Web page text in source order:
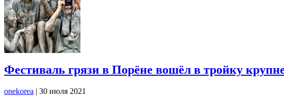
Фестиваль грязи в Порёне вошёл в тройку
onekorea | 30 июля 2021